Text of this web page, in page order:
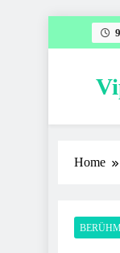
Home